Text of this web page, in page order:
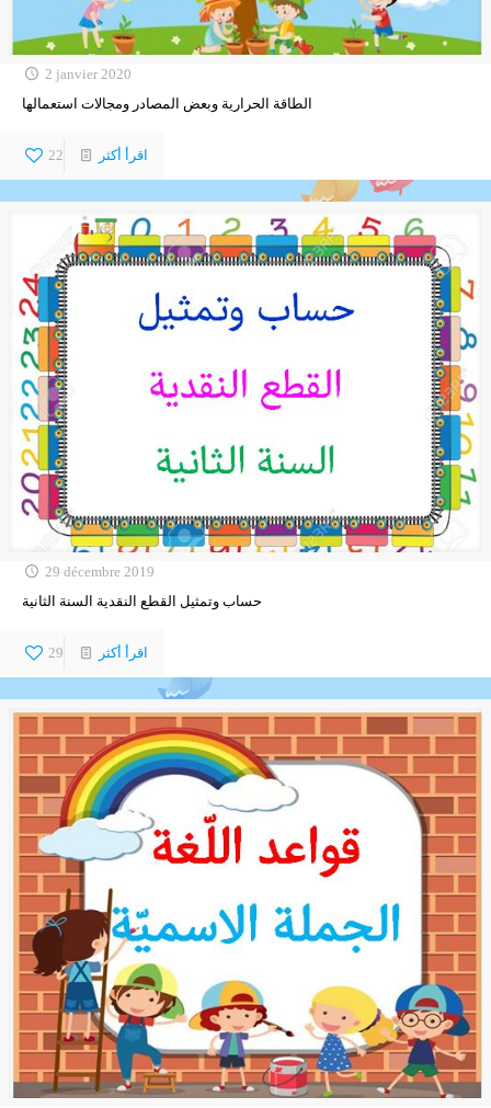
2 janvier 2020
الطاقة الحرارية وبعض المصادر ومجالات استعمالها
22 اقرأ أكثر
29 décembre 2019
حساب وتمثيل القطع النقدية السنة الثانية
29 اقرأ أكثر